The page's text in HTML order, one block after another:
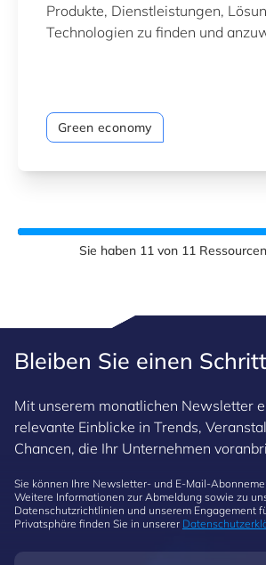
Produkte, Dienstleistungen,
Technologien zu finden und
Green economy
Sie haben 11von 11
Bleiben Sie einen
Mit unserem monatlichen Newsletter
relevante Einblicke in Trends,
Chancen, die Ihr Unternehmen
Sie können Ihre Newsletter- und E-Mail-
Weitere Informationen zur Abmeldung sowie zu
Datenschutzrichtlinien und unserem Engagement
Privatsphäre finden Sie in unserer